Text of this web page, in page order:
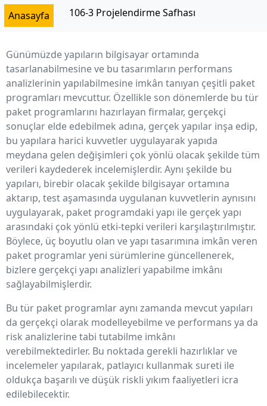
İçeriğe
geçAnasayfa 106-3 Projelendirme Safhası
Günümüzde yapıların bilgisayar ortamında
tasarlanabilmesine ve bu tasarımların performans
analizlerinin yapılabilmesine imkân tanıyan çeşitli paket
programları mevcuttur. Özellikle son dönemlerde bu tür
paket programlarını hazırlayan firmalar, gerçekçi
sonuçlar elde edebilmek adına, gerçek yapılar inşa edip,
bu yapılara harici kuvvetler uygulayarak yapıda
meydana gelen değişimleri çok yönlü olacak şekilde tüm
verileri kaydederek incelemişlerdir. Aynı şekilde bu
yapıları, birebir olacak şekilde bilgisayar ortamına
aktarıp, test aşamasında uygulanan kuvvetlerin aynısını
uygulayarak, paket programdaki yapı ile gerçek yapı
arasındaki çok yönlü etki-tepki verileri karşılaştırılmıştır.
Böylece, üç boyutlu olan ve yapı tasarımına imkân veren
paket programlar yeni sürümlerine güncellenerek,
bizlere gerçekçi yapı analizleri yapabilme imkânı
sağlayabilmişlerdir.
Bu tür paket programlar aynı zamanda mevcut yapıları
da gerçekçi olarak modelleyebilme ve performans ya da
risk analizlerine tabi tutabilme imkânı
verebilmektedirler. Bu noktada gerekli hazırlıklar ve
incelemeler yapılarak, patlayıcı kullanmak sureti ile
oldukça başarılı ve düşük riskli yıkım faaliyetleri icra
edilebilecektir.